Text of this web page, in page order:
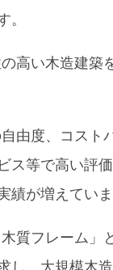
。
高い木造建築
由度、コスト
ス等で高い評
績が増えてい
質フレーム」